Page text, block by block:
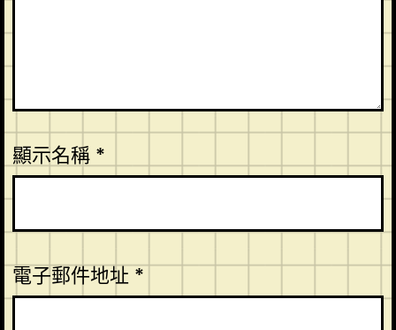
顯示名稱 *
電子郵件地址 *